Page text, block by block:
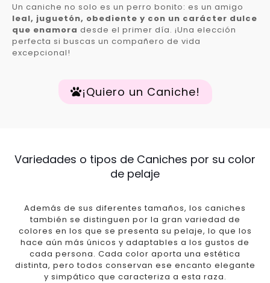
Un caniche no solo es un perro bonito: es un amigo
leal, juguetón, obediente y con un carácter dulce
que enamora desde el primer día. ¡Una elección
perfecta si buscas un compañero de vida
excepcional!
¡Quiero un Caniche!
Variedades o tipos de Caniches por su color
de pelaje
Además de sus diferentes tamaños, los caniches
también se distinguen por la gran variedad de
colores en los que se presenta su pelaje, lo que los
hace aún más únicos y adaptables a los gustos de
cada persona. Cada color aporta una estética
distinta, pero todos conservan ese encanto elegante
y simpático que caracteriza a esta raza.